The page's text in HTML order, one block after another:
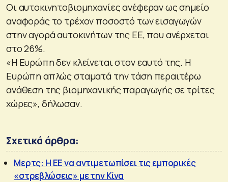
Οι αυτοκινητοβιομηχανίες ανέφεραν ως σημείο
αναφοράς το τρέχον ποσοστό των εισαγωγών
στην αγορά αυτοκινήτων της ΕΕ, που ανέρχεται
στο 26%.
«Η Ευρώπη δεν κλείνεται στον εαυτό της. Η
Ευρώπη απλώς σταματά την τάση περαιτέρω
ανάθεση της βιομηχανικής παραγωγής σε τρίτες
χώρες», δήλωσαν.
Σχετικά άρθρα:
Μερτς: Η ΕΕ να αντιμετωπίσει τις εμπορικές
«στρεβλώσεις» με την Κίνα